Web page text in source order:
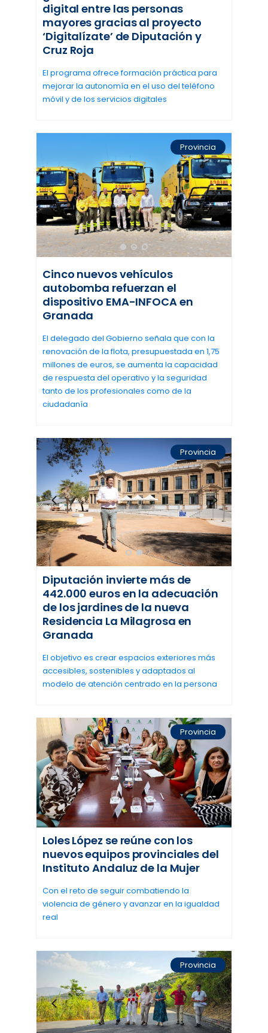
digital entre las personas
mayores gracias al proyecto
‘Digitalízate’ de Diputación y
Cruz Roja
El programa ofrece formación práctica para
mejorar la autonomía en el uso del teléfono
móvil y de los servicios digitales
Provincia
Cinco nuevos vehículos
autobomba refuerzan el
dispositivo EMA-INFOCA en
Granada
El delegado del Gobierno señala que con la
renovación de la flota, presupuestada en 1,75
millones de euros, se aumenta la capacidad
de respuesta del operativo y la seguridad
tanto de los profesionales como de la
ciudadanía
Provincia
Diputación invierte más de
442.000 euros en la adecuación
de los jardines de la nueva
Residencia La Milagrosa en
Granada
El objetivo es crear espacios exteriores más
accesibles, sostenibles y adaptados al
modelo de atención centrado en la persona
Provincia
Loles López se reúne con los
nuevos equipos provinciales del
Instituto Andaluz de la Mujer
Con el reto de seguir combatiendo la
violencia de género y avanzar en la igualdad
real
Provincia